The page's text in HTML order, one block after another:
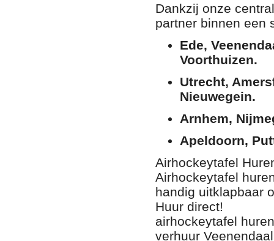
Dankzij onze
partner binnen een
Ede,
Voorthuizen.
Utrecht,
Nieuwegein.
Arnhem,
Apeldoorn,
Airhockeytafel
Airhockeytafel
handig uitklapbaar
Huur direct!
airhockeytafel
verhuur